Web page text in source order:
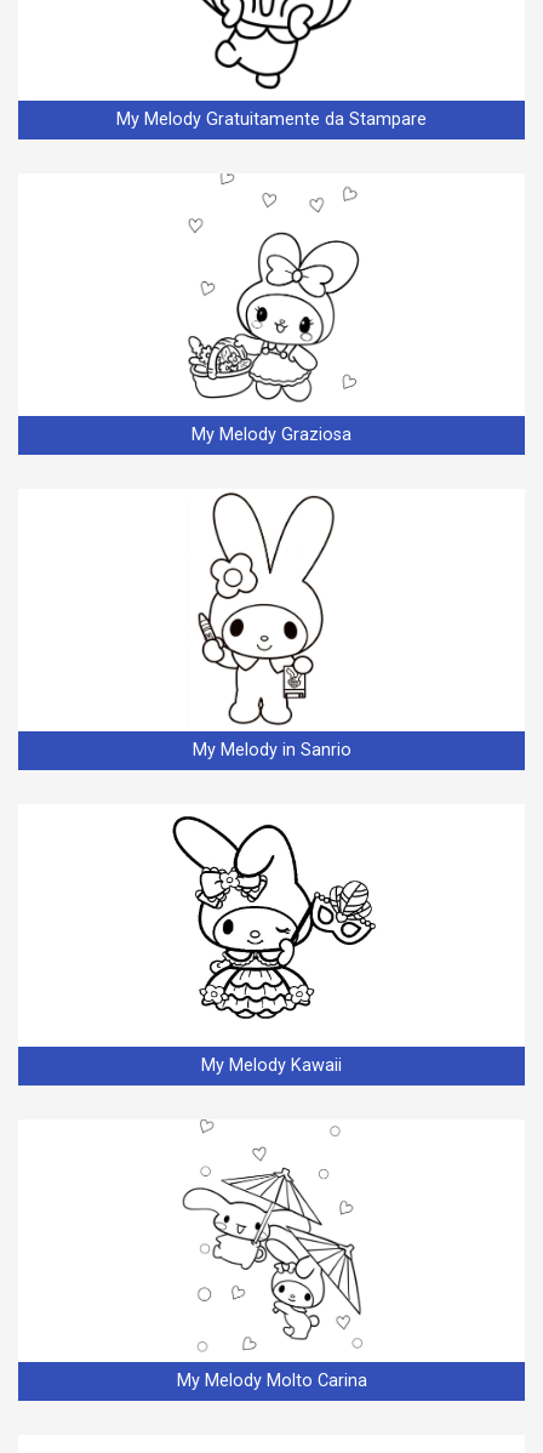
My Melody Gratuitamente da Stampare
My Melody Graziosa
My Melody in Sanrio
My Melody Kawaii
My Melody Molto Carina